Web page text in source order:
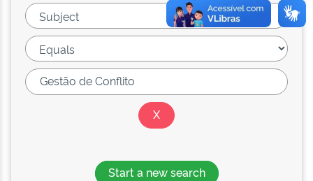
Start a new search